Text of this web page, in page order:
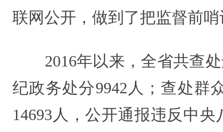
联网公开，做到了把监督前
2016年以来，全省共查处
纪政务处分9942人；查处群
14693人，公开通报违反中